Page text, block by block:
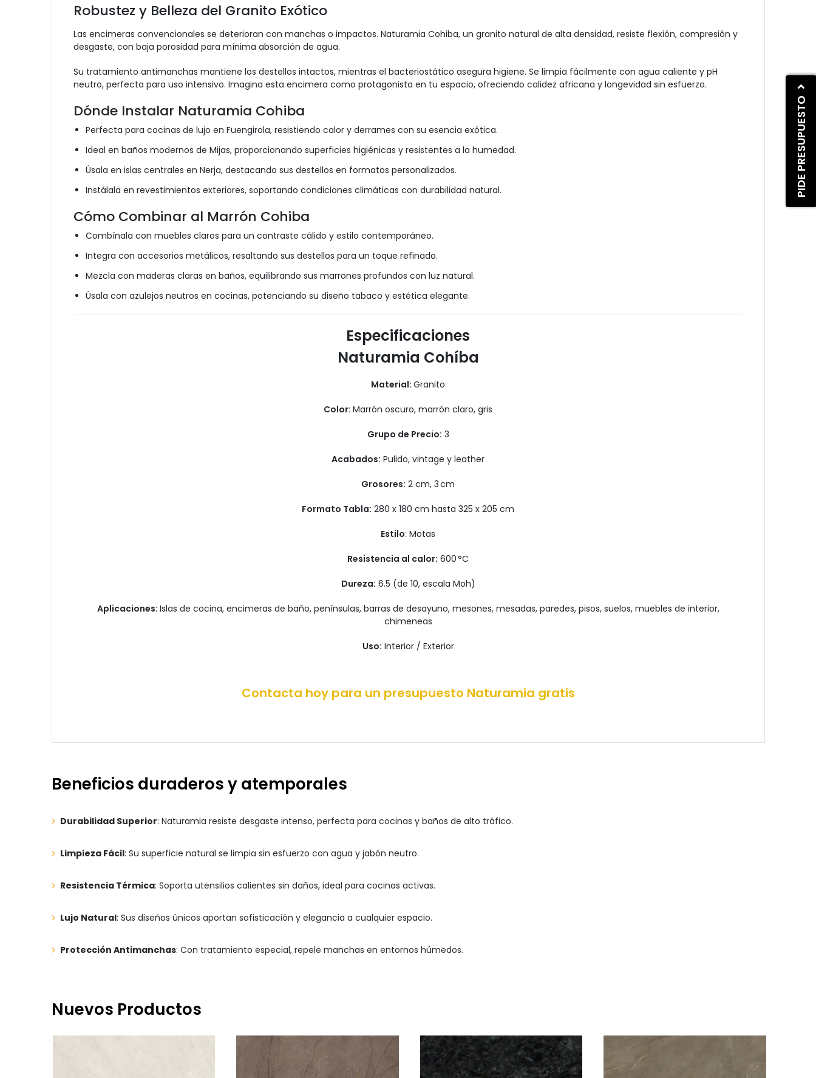
PIDE PRESUPUESTO
Robustez y Belleza del Granito Exótico
Las encimeras convencionales se deterioran con manchas o impactos. Naturamia Cohiba, un granito natural de alta densidad, resiste flexión, compresión y
desgaste, con baja porosidad para mínima absorción de agua.
Su tratamiento antimanchas mantiene los destellos intactos, mientras el bacteriostático asegura higiene. Se limpia fácilmente con agua caliente y pH
neutro, perfecta para uso intensivo. Imagina esta encimera como protagonista en tu espacio, ofreciendo calidez africana y longevidad sin esfuerzo.
Dónde Instalar Naturamia Cohiba
Perfecta para cocinas de lujo en Fuengirola, resistiendo calor y derrames con su esencia exótica.
Ideal en baños modernos de Mijas, proporcionando superficies higiénicas y resistentes a la humedad.
Úsala en islas centrales en Nerja, destacando sus destellos en formatos personalizados.
Instálala en revestimientos exteriores, soportando condiciones climáticas con durabilidad natural.
Cómo Combinar al Marrón Cohiba
Combínala con muebles claros para un contraste cálido y estilo contemporáneo.
Integra con accesorios metálicos, resaltando sus destellos para un toque refinado.
Mezcla con maderas claras en baños, equilibrando sus marrones profundos con luz natural.
Úsala con azulejos neutros en cocinas, potenciando su diseño tabaco y estética elegante.
Especificaciones
Naturamia Cohíba
Material: Granito
Color: Marrón oscuro, marrón claro, gris
Grupo de Precio: 3
Acabados: Pulido, vintage y leather
Grosores: 2 cm, 3 cm
Formato Tabla: 280 x 180 cm hasta 325 x 205 cm
Estilo: Motas
Resistencia al calor: 600 °C
Dureza: 6.5 (de 10, escala Moh)
Aplicaciones: Islas de cocina, encimeras de baño, penínsulas, barras de desayuno, mesones, mesadas, paredes, pisos, suelos, muebles de interior,
chimeneas
Uso: Interior / Exterior
Contacta hoy para un presupuesto Naturamia gratis
Beneficios duraderos y atemporales
Durabilidad Superior: Naturamia resiste desgaste intenso, perfecta para cocinas y baños de alto tráfico.
Limpieza Fácil: Su superficie natural se limpia sin esfuerzo con agua y jabón neutro.
Resistencia Térmica: Soporta utensilios calientes sin daños, ideal para cocinas activas.
Lujo Natural: Sus diseños únicos aportan sofisticación y elegancia a cualquier espacio.
Protección Antimanchas: Con tratamiento especial, repele manchas en entornos húmedos.
Nuevos Productos